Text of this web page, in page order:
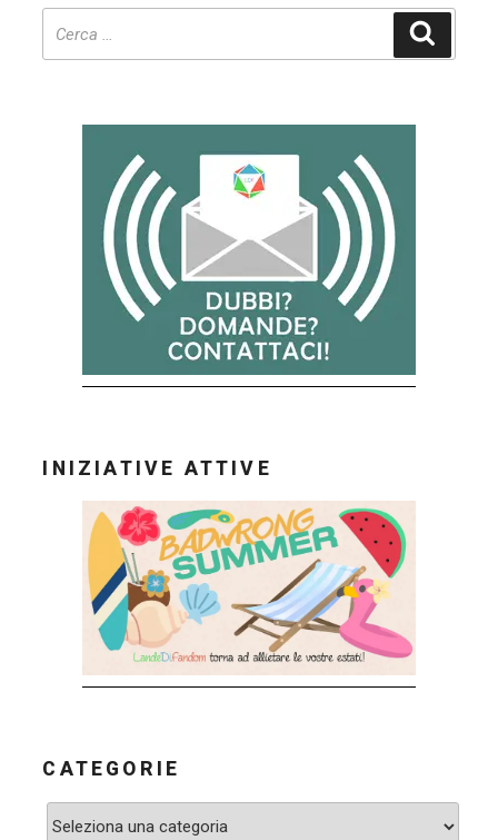
Hamiltab”
INIZIATIVE ATTIVE
CATEGORIE
Categorie